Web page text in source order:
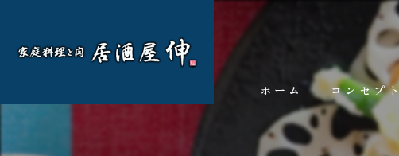
ホーム コンセプ